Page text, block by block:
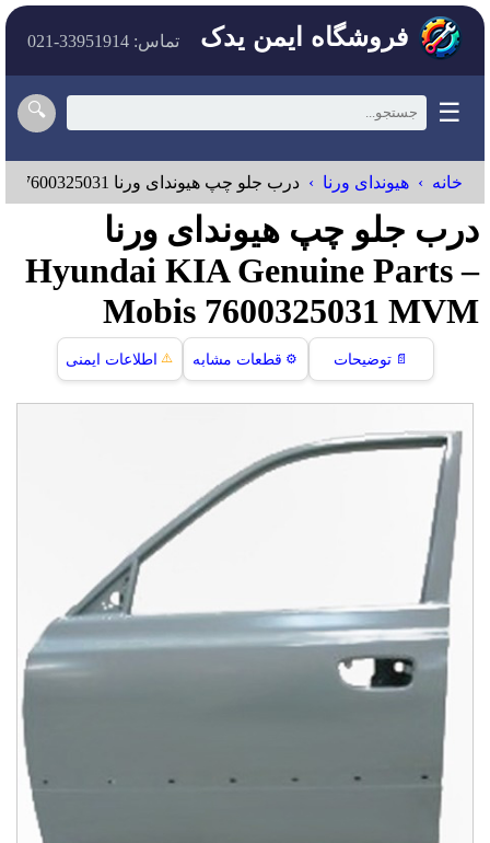
فروشگاه ایمن یدک تماس: 33951914-021
☰
🔍
خانه هیوندای ورنا درب جلو چپ هيوندای ورنا Hyundai KIA Genuine Parts – Mobis 7600325031
درب جلو چپ هيوندای ورنا
Hyundai KIA Genuine Parts –
Mobis 7600325031 MVM
📄 توضیحات ⚙️ قطعات مشابه ⚠️ اطلاعات ایمنی